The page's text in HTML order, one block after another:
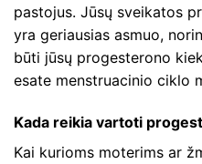
pastojus. Jūsų sveikatos
yra geriausias asmuo,
būti jūsų progesterono
esate menstruacinio ciklo
Kada reikia vartoti
Kai kurioms moterims ar